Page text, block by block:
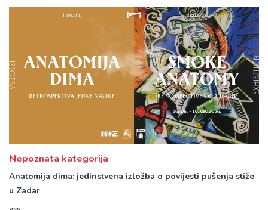
Nepoznata kategorija
Anatomija dima: jedinstvena izložba o povijesti pušenja stiže
u Zadar